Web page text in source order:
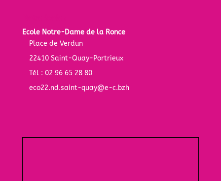
Ecole Notre-Dame de la Ronce
Place de Verdun
22410 Saint-Quay-Portrieux
Tél : 02 96 65 28 80
eco22.nd.saint-quay@e-c.bzh